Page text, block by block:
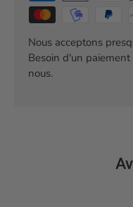
Nous acceptons
Besoin d'un
nous.